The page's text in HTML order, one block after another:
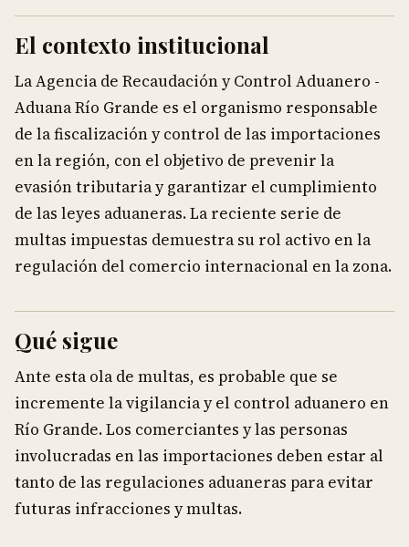
El contexto institucional
La Agencia de Recaudación y Control Aduanero -
Aduana Río Grande es el organismo responsable
de la fiscalización y control de las importaciones
en la región, con el objetivo de prevenir la
evasión tributaria y garantizar el cumplimiento
de las leyes aduaneras. La reciente serie de
multas impuestas demuestra su rol activo en la
regulación del comercio internacional en la zona.
Qué sigue
Ante esta ola de multas, es probable que se
incremente la vigilancia y el control aduanero en
Río Grande. Los comerciantes y las personas
involucradas en las importaciones deben estar al
tanto de las regulaciones aduaneras para evitar
futuras infracciones y multas.